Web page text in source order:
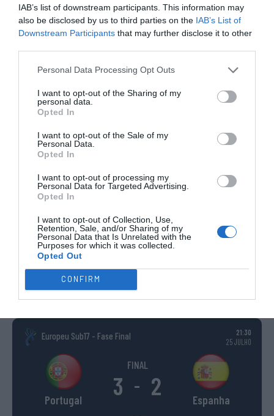
IAB’s list of downstream participants. This information may
also be disclosed by us to third parties on the IAB’s List of
Downstream Participants that may further disclose it to other
Personal Data Processing Opt Outs
I want to opt-out of the Sharing of my
personal data.
Opted In
I want to opt-out of the Sale of my
Personal Data.
Opted In
I want to opt-out of processing my
Personal Data for Targeted Advertising.
Opted In
I want to opt-out of Collection, Use,
Retention, Sale, and/or Sharing of my
Personal Data that Is Unrelated with the
Purposes for which it was collected.
Opted Out
CONFIRM
CAMP.
2ª
3ª
DIVISÃO
CAMP.
TAÇAS
DIVERSAS
TORNEIOS 3x3
COMPETIÇÕES
NACIONAIS
COMPETIÇÕES INTERNACIONAIS
ESPANHA ITÁLIA
Europeu Sub17 - Fase Final
21:30
25 JULHO
Portugal
FINAL
3 - 2 Espanha